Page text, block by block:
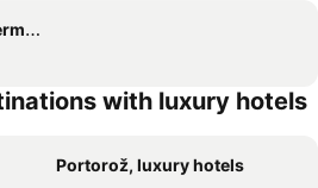
with luxury hotels
Portorož, luxury hotels